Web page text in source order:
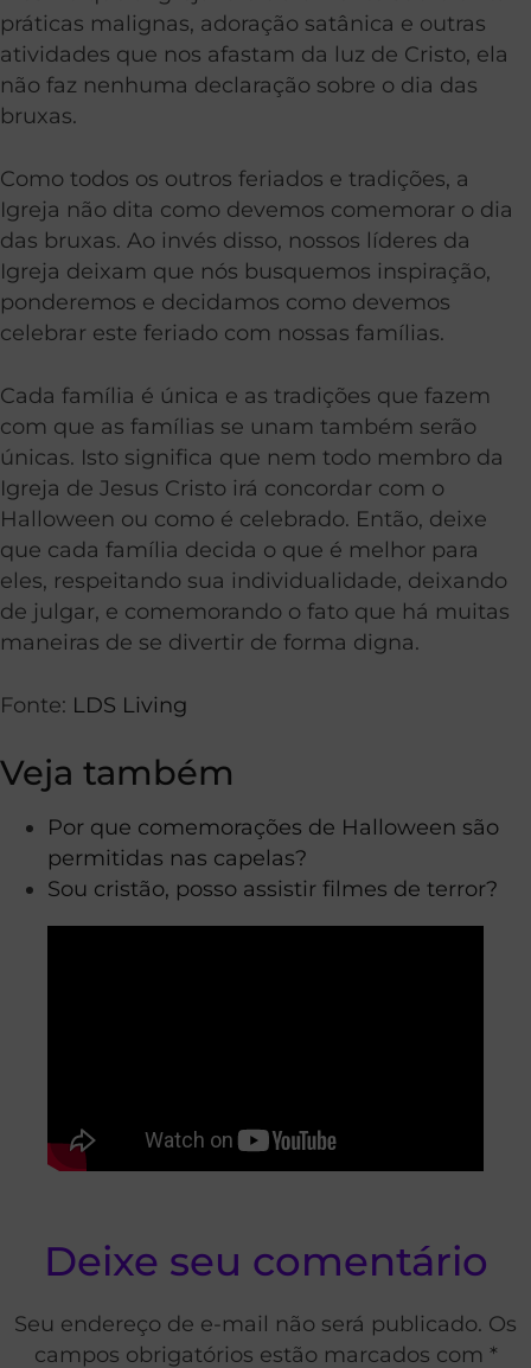
práticas malignas, adoração satânica e outras
atividades que nos afastam da luz de Cristo, ela
não faz nenhuma declaração sobre o dia das
bruxas.
Como todos os outros feriados e tradições, a
Igreja não dita como devemos comemorar o dia
das bruxas. Ao invés disso, nossos líderes da
Igreja deixam que nós busquemos inspiração,
ponderemos e decidamos como devemos
celebrar este feriado com nossas famílias.
Cada família é única e as tradições que fazem
com que as famílias se unam também serão
únicas. Isto significa que nem todo membro da
Igreja de Jesus Cristo irá concordar com o
Halloween ou como é celebrado. Então, deixe
que cada família decida o que é melhor para
eles, respeitando sua individualidade, deixando
de julgar, e comemorando o fato que há muitas
maneiras de se divertir de forma digna.
Fonte: LDS Living
Veja também
Por que comemorações de Halloween são
permitidas nas capelas?
Sou cristão, posso assistir filmes de terror?
Deixe seu comentário
Seu endereço de e-mail não será publicado. Os
campos obrigatórios estão marcados com *